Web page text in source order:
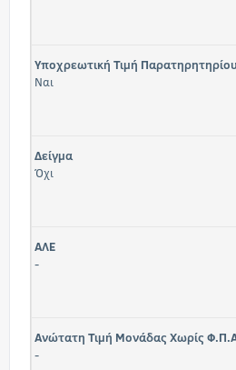
Υποχρεωτική Τιμή Παρατηρητηρίου
Ναι
Δείγμα
Όχι
ΑΛΕ
-
Ανώτατη Τιμή Μονάδας Χωρίς
-